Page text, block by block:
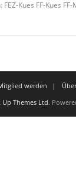
Kues FF-Kues
werden
Up Themes Ltd.